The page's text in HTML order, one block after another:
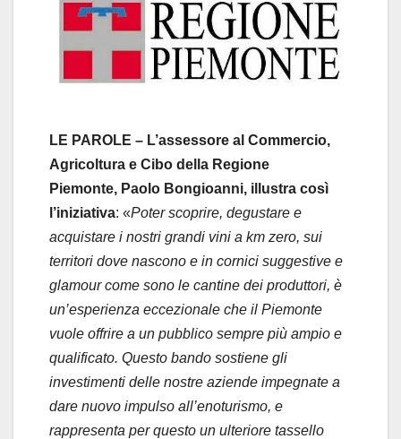
LE PAROLE – L’assessore al Commercio,
Agricoltura e Cibo della Regione
Piemonte, Paolo Bongioanni, illustra così
l’iniziativa: «Poter scoprire, degustare e
acquistare i nostri grandi vini a km zero, sui
territori dove nascono e in cornici suggestive e
glamour come sono le cantine dei produttori, è
un’esperienza eccezionale che il Piemonte
vuole offrire a un pubblico sempre più ampio e
qualificato. Questo bando sostiene gli
investimenti delle nostre aziende impegnate a
dare nuovo impulso all’enoturismo, e
rappresenta per questo un ulteriore tassello